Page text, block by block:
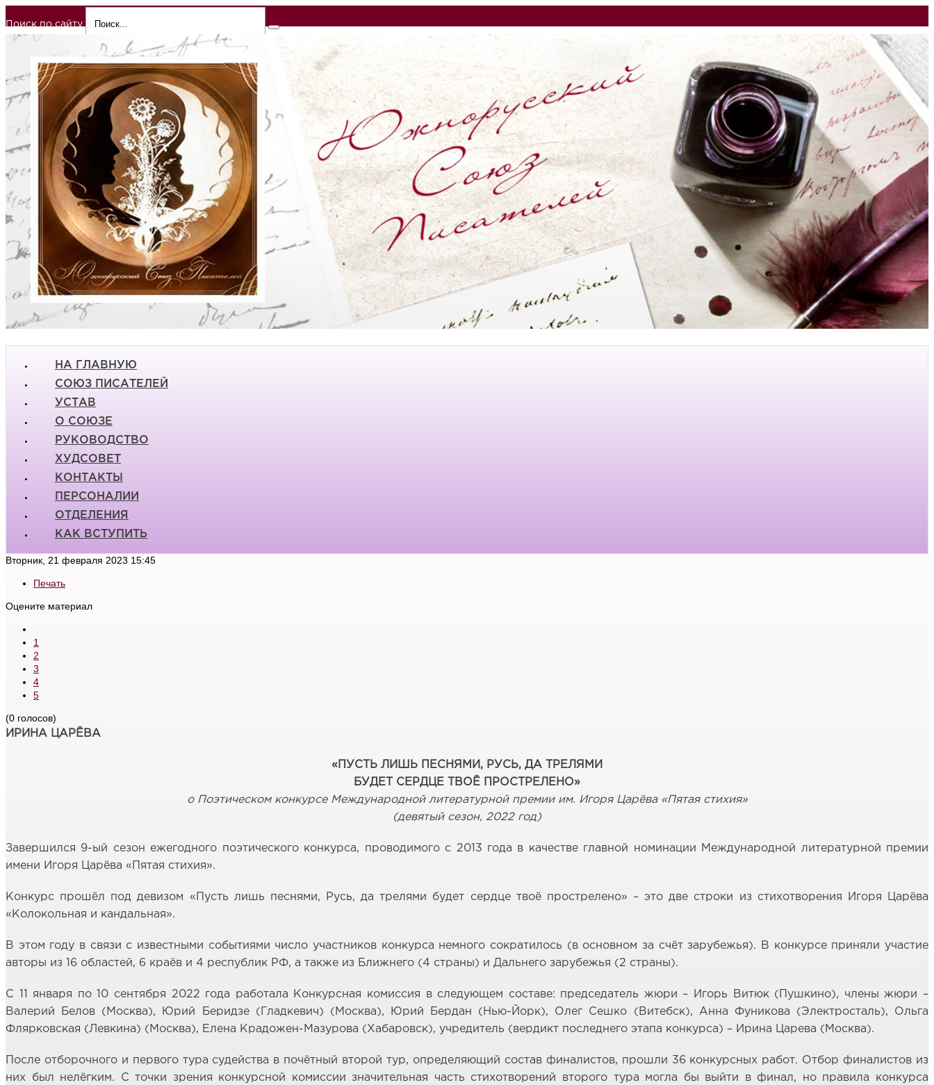
Поиск по сайту
НА ГЛАВНУЮ
СОЮЗ ПИСАТЕЛЕЙ
УСТАВ
О СОЮЗЕ
РУКОВОДСТВО
ХУДСОВЕТ
КОНТАКТЫ
ПЕРСОНАЛИИ
ОТДЕЛЕНИЯ
КАК ВСТУПИТЬ
Вторник, 21 февраля 2023 15:45
Печать
Оцените материал
1
2
3
4
5
(0 голосов)
ИРИНА ЦАРЁВА
« ПУСТЬ ЛИШЬ ПЕСНЯМИ, РУСЬ, ДА ТРЕЛЯМИ
БУДЕТ СЕРДЦЕ ТВОЁ ПРОСТРЕЛЕНО»
о Поэтическом конкурсе Международной литературной премии им. Игоря Царёва «Пятая стихия»
(девятый сезон, 2022 год)
Завершился 9-ый сезон ежегодного поэтического конкурса, проводимого с 2013 года в качестве главной номинации Международной литературной премии
имени Игоря Царёва «Пятая стихия».
Конкурс прошёл под девизом «Пусть лишь песнями, Русь, да трелями будет сердце твоё прострелено» – это две строки из стихотворения Игоря Царёва
«Колокольная и кандальная».
В этом году в связи с известными событиями число участников конкурса немного сократилось (в основном за счёт зарубежья). В конкурсе приняли участие
авторы из 16 областей, 6 краёв и 4 республик РФ, а также из Ближнего (4 страны) и Дальнего зарубежья (2 страны).
С 11 января по 10 сентября 2022 года работала Конкурсная комиссия в следующем составе: председатель жюри – Игорь Витюк (Пушкино), члены жюри –
Валерий Белов (Москва), Юрий Беридзе (Гладкевич) (Москва), Юрий Бердан (Нью-Йорк), Олег Сешко (Витебск), Анна Фуникова (Электросталь), Ольга
Флярковская (Левкина) (Москва), Елена Крадожен-Мазурова (Хабаровск), учредитель (вердикт последнего этапа конкурса) – Ирина Царева (Москва).
После отборочного и первого тура судейства в почётный второй тур, определяющий состав финалистов, прошли 36 конкурсных работ. Отбор финалистов из
них был нелёгким. С точки зрения конкурсной комиссии значительная часть стихотворений второго тура могла бы выйти в финал, но правила конкурса